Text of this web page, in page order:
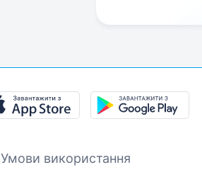
Умови використання